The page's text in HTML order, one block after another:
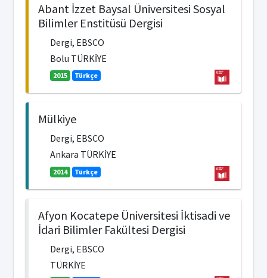
Abant İzzet Baysal Üniversitesi Sosyal
Bilimler Enstitüsü Dergisi
Dergi, EBSCO
Bolu TÜRKİYE
2015 Türkçe
Mülkiye
Dergi, EBSCO
Ankara TÜRKİYE
2014 Türkçe
Afyon Kocatepe Üniversitesi İktisadi ve
İdari Bilimler Fakültesi Dergisi
Dergi, EBSCO
TÜRKİYE